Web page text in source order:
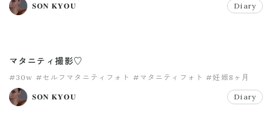
𝐒𝐎𝐍 𝐊𝐘𝐎𝐔 Diary
マタニティ撮影♡
#30w #セルフマタニティフォト #マタニティフォト #妊娠8ヶ月
𝐒𝐎𝐍 𝐊𝐘𝐎𝐔 Diary